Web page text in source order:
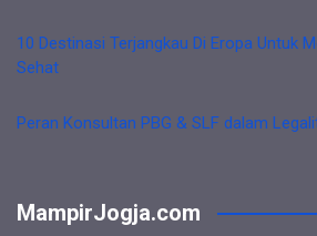
10 Destinasi Terjangkau Di Eropa Untuk
Sehat
Peran Konsultan PBG & SLF dalam
MampirJogja.com